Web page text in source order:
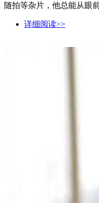
随拍等杂片，他总能从眼
详细阅读>>